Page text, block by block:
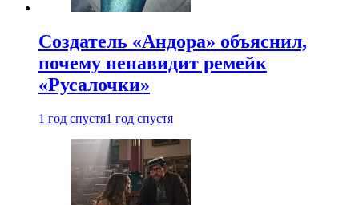
Создатель «Андора» объяснил,
почему ненавидит ремейк
«Русалочки»
1 год спустя1 год спустя